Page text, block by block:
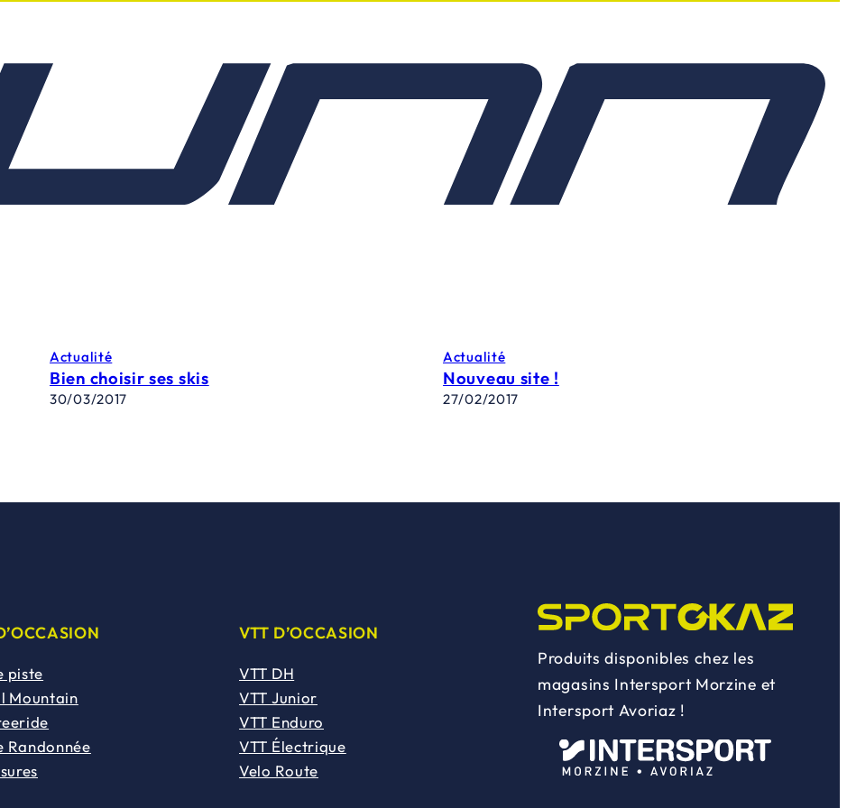
Actualité
Bien choisir ses skis
30/03/2017
Actualité
Nouveau site !
27/02/2017
piste
Mountain
Randonnée
VTT D’OCCASION
VTT DH
VTT Junior
VTT Enduro
VTT Électrique
Velo Route
Produits disponibles chez les
magasins Intersport Morzine et
Intersport Avoriaz !